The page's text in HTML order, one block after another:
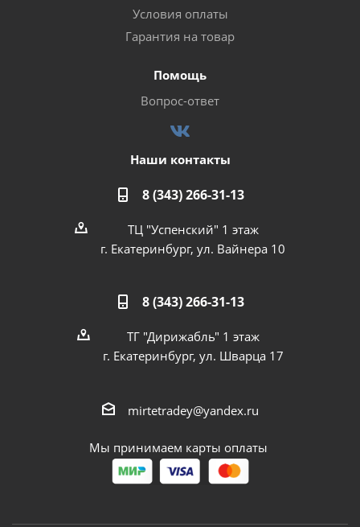
Условия оплаты
Гарантия на товар
Помощь
Вопрос-ответ
Наши контакты
8 (343) 266-31-13
ТЦ "Успенский" 1 этаж
г. Екатеринбург, ул. Вайнера 10
8 (343) 266-31-13
ТГ "Дирижабль" 1 этаж
г. Екатеринбург, ул. Шварца 17
mirtetradey@yandex.ru
Мы принимаем карты оплаты